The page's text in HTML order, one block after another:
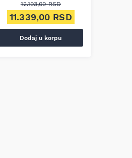
12.193,00RSD
Originalna cena je bila:
11.339,00 RSD
Dodaj u korpu